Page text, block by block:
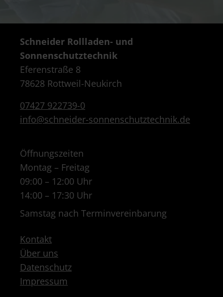
Schneider Rollladen- und
Sonnenschutztechnik
Eferenstraße 8
78628 Rottweil-Neukirch
07427 922739-0
info@schneider-sonnenschutztechnik.de
Öffnungszeiten
Montag – Freitag
09:00 – 12:00 Uhr
14:00 – 17:30 Uhr
Samstag nach Terminvereinbarung
Kontakt
Über uns
Datenschutz
Impressum